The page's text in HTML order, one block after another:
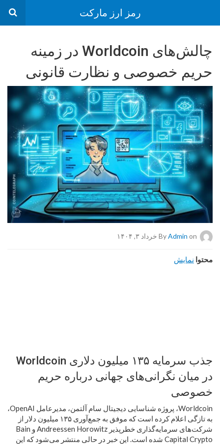
رمز ارز مارکت
چالش‌های Worldcoin در زمینه
حریم خصوصی و نظارت قانونی
By Admin on خرداد ۳, ۱۴۰۴
محتوا نمایش
جذب سرمایه ۱۳۵ میلیون دلاری Worldcoin
در میان نگرانی‌های جهانی درباره حریم
خصوصی
Worldcoin، پروژه شناسایی دیجیتال سام آلتمن، مدیرعامل OpenAI،
به تازگی اعلام کرده است که موفق به جمع‌آوری ۱۳۵ میلیون دلار از
شرکت‌های سرمایه‌گذاری خطرپذیر Andreessen Horowitz و Bain
Capital Crypto شده است. این خبر در حالی منتشر می‌شود که این